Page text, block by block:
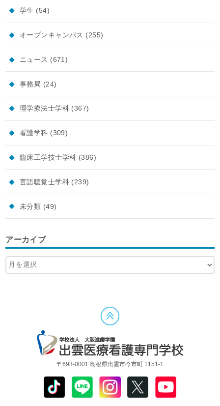
学生 (54)
オープンキャンパス (255)
ニュース (671)
事務局 (24)
理学療法士学科 (367)
看護学科 (309)
臨床工学技士学科 (386)
言語聴覚士学科 (239)
未分類 (49)
アーカイブ
〒693-0001 島根県出雲市今市町 1151-1